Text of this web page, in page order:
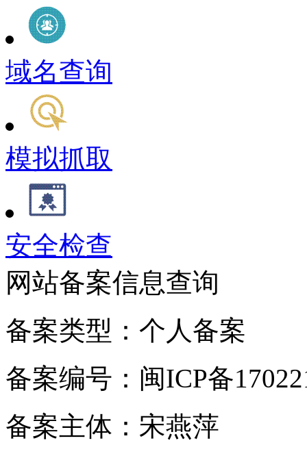
域名查询
模拟抓取
安全检查
网站备案信息查询
备案类型：个人备案
备案编号：闽ICP备
备案主体：宋燕萍